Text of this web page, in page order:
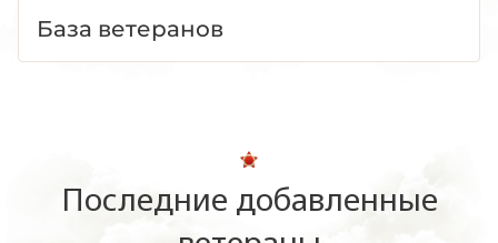
База ветеранов
Последние добавленные